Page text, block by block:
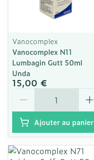
Vanocomplex
Vanocomplex N11
Lumbagin Gutt 50ml
Unda
15,00 €
Ajouter au panier